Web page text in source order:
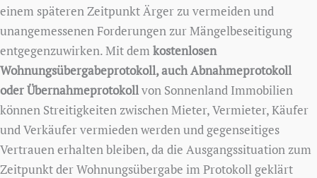
einem späteren Zeitpunkt Ärger zu vermeiden und
unangemessenen Forderungen zur Mängelbeseitigung
entgegenzuwirken. Mit dem kostenlosen
Wohnungsübergabeprotokoll, auch Abnahmeprotokoll
oder Übernahmeprotokollvon Sonnenland Immobilien
können Streitigkeiten zwischen Mieter, Vermieter, Käufer
und Verkäufer vermieden werden und gegenseitiges
Vertrauen erhalten bleiben, da die Ausgangssituation zum
Zeitpunkt der Wohnungsübergabe im Protokoll geklärt